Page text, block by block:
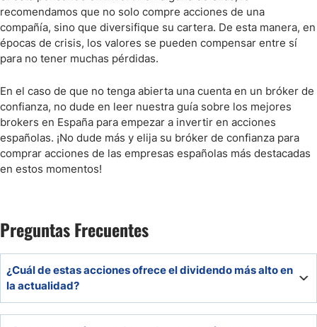
recomendamos que no solo compre acciones de una
compañía, sino que diversifique su cartera. De esta manera, en
épocas de crisis, los valores se pueden compensar entre sí
para no tener muchas pérdidas.
En el caso de que no tenga abierta una cuenta en un bróker de
confianza, no dude en leer nuestra guía sobre los mejores
brokers en España para empezar a invertir en acciones
españolas. ¡No dude más y elija su bróker de confianza para
comprar acciones de las empresas españolas más destacadas
en estos momentos!
Preguntas Frecuentes
¿Cuál de estas acciones ofrece el dividendo más alto en
la actualidad?